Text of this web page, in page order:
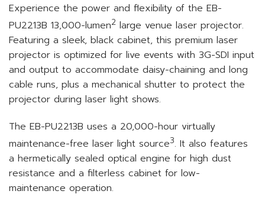
Experience the power and flexibility of the EB-
PU2213B 13,000-lumen2 large venue laser projector.
Featuring a sleek, black cabinet, this premium laser
projector is optimized for live events with 3G-SDI input
and output to accommodate daisy-chaining and long
cable runs, plus a mechanical shutter to protect the
projector during laser light shows.
The EB-PU2213B uses a 20,000-hour virtually
maintenance-free laser light source3. It also features
a hermetically sealed optical engine for high dust
resistance and a filterless cabinet for low-
maintenance operation.